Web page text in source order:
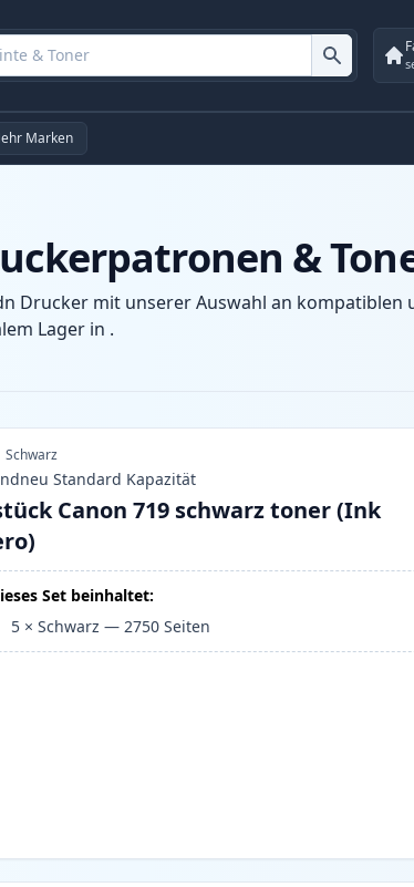
Marken
&
Drucker mit unserer Auswahl an
Lager in .
Schwarz
Standard Kapazität
Canon 719 schwarz toner (Ink
Set beinhaltet:
5 ×Schwarz —2750 Seiten